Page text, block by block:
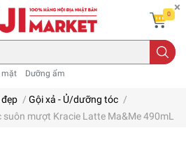
mặt Dưỡng ẩm
0
/ Gội xả - Ủ/dưỡng tóc /
mượt Kracie Latte Ma&Me 490mL